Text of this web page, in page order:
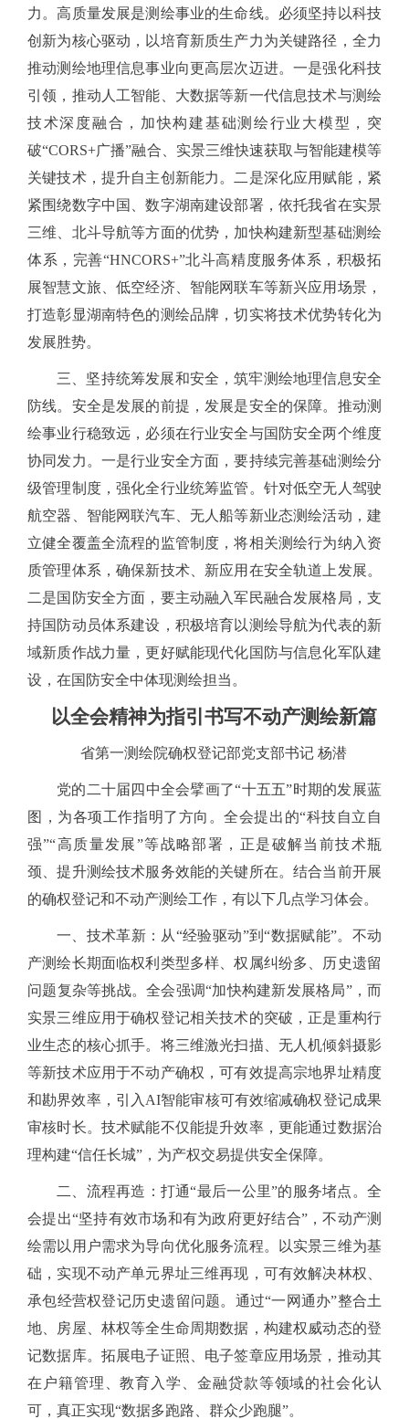
力。高质量发展是测绘事业的生命线。必须坚持以科技
创新为核心驱动，以培育新质生产力为关键路径，全力
推动测绘地理信息事业向更高层次迈进。一是强化科技
引领，推动人工智能、大数据等新一代信息技术与测绘
技术深度融合，加快构建基础测绘行业大模型，突
破“CORS+广播”融合、实景三维快速获取与智能建模等
关键技术，提升自主创新能力。二是深化应用赋能，紧
紧围绕数字中国、数字湖南建设部署，依托我省在实景
三维、北斗导航等方面的优势，加快构建新型基础测绘
体系，完善“HNCORS+”北斗高精度服务体系，积极拓
展智慧文旅、低空经济、智能网联车等新兴应用场景，
打造彰显湖南特色的测绘品牌，切实将技术优势转化为
发展胜势。
三、坚持统筹发展和安全，筑牢测绘地理信息安全
防线。安全是发展的前提，发展是安全的保障。推动测
绘事业行稳致远，必须在行业安全与国防安全两个维度
协同发力。一是行业安全方面，要持续完善基础测绘分
级管理制度，强化全行业统筹监管。针对低空无人驾驶
航空器、智能网联汽车、无人船等新业态测绘活动，建
立健全覆盖全流程的监管制度，将相关测绘行为纳入资
质管理体系，确保新技术、新应用在安全轨道上发展。
二是国防安全方面，要主动融入军民融合发展格局，支
持国防动员体系建设，积极培育以测绘导航为代表的新
域新质作战力量，更好赋能现代化国防与信息化军队建
设，在国防安全中体现测绘担当。
以全会精神为指引书写不动产测绘新篇
省第一测绘院确权登记部党支部书记 杨潜
党的二十届四中全会擘画了“十五五”时期的发展蓝
图，为各项工作指明了方向。全会提出的“科技自立自
强”“高质量发展”等战略部署，正是破解当前技术瓶
颈、提升测绘技术服务效能的关键所在。结合当前开展
的确权登记和不动产测绘工作，有以下几点学习体会。
一、技术革新：从“经验驱动”到“数据赋能”。不动
产测绘长期面临权利类型多样、权属纠纷多、历史遗留
问题复杂等挑战。全会强调“加快构建新发展格局”，而
实景三维应用于确权登记相关技术的突破，正是重构行
业生态的核心抓手。将三维激光扫描、无人机倾斜摄影
等新技术应用于不动产确权，可有效提高宗地界址精度
和勘界效率，引入AI智能审核可有效缩减确权登记成果
审核时长。技术赋能不仅能提升效率，更能通过数据治
理构建“信任长城”，为产权交易提供安全保障。
二、流程再造：打通“最后一公里”的服务堵点。全
会提出“坚持有效市场和有为政府更好结合”，不动产测
绘需以用户需求为导向优化服务流程。以实景三维为基
础，实现不动产单元界址三维再现，可有效解决林权、
承包经营权登记历史遗留问题。通过“一网通办”整合土
地、房屋、林权等全生命周期数据，构建权威动态的登
记数据库。拓展电子证照、电子签章应用场景，推动其
在户籍管理、教育入学、金融贷款等领域的社会化认
可，真正实现“数据多跑路、群众少跑腿”。